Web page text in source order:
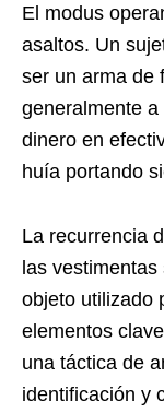
El modus
asaltos. Un
ser un arma de
generalmente
dinero en
huía portando
La recurrencia
las
objeto utilizado
elementos
una táctica de
identificación y